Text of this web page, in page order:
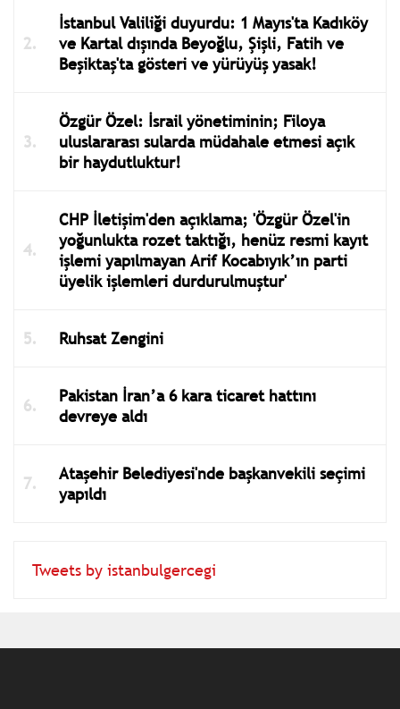
İstanbul Valiliği duyurdu: 1 Mayıs'ta Kadıköy
ve Kartal dışında Beyoğlu, Şişli, Fatih ve
Beşiktaş'ta gösteri ve yürüyüş yasak!
Özgür Özel: İsrail yönetiminin; Filoya
uluslararası sularda müdahale etmesi açık
bir haydutluktur!
CHP İletişim'den açıklama; 'Özgür Özel'in
yoğunlukta rozet taktığı, henüz resmi kayıt
işlemi yapılmayan Arif Kocabıyık’ın parti
üyelik işlemleri durdurulmuştur'
Ruhsat Zengini
Pakistan İran’a 6 kara ticaret hattını
devreye aldı
Ataşehir Belediyesi'nde başkanvekili seçimi
yapıldı
Tweets by istanbulgercegi